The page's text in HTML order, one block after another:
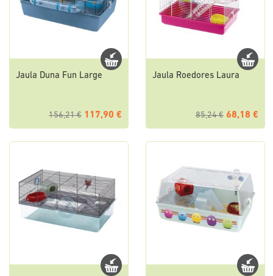
Jaula Duna Fun Large
156,21 € 117,90 €
Jaula Roedores Laura
85,24 € 68,18 €